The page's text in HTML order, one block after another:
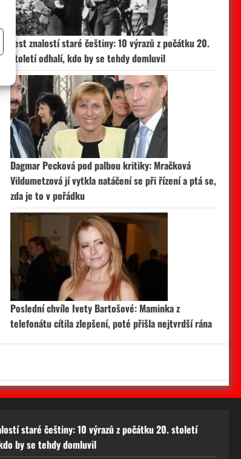
Test znalostí staré češtiny: 10 výrazů z počátku 20.
století odhalí, kdo by se tehdy domluvil
Dagmar Pecková pod palbou kritiky: Mračková
Vildumetzová jí vytkla natáčení se při řízení a ptá se,
zda je to v pořádku
Poslední chvíle Ivety Bartošové: Maminka z
telefonátu cítila zlepšení, poté přišla nejtvrdší rána
staré češtiny: 10 výrazů z počátku 20. století
by se tehdy domluvil